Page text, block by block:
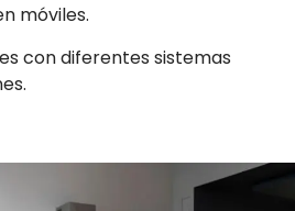
móviles.
con diferentes sistemas